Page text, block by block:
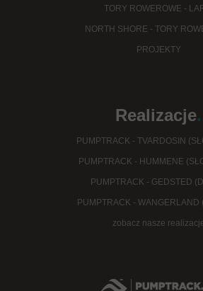
TORY ROWEROWE -
NORTH SHORE - TORY
PROJEKTY
Realizacje.
PUMPTRACK - TVARDOSIN
PUMPTRACK - HUMMENE
PUMPTRACK - GEDSTED
PUMPTRACK - WANGERLAND
zobacz nasze